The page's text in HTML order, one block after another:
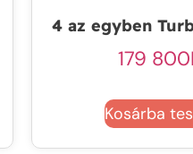
4 az egyben
179 800
Kosárba